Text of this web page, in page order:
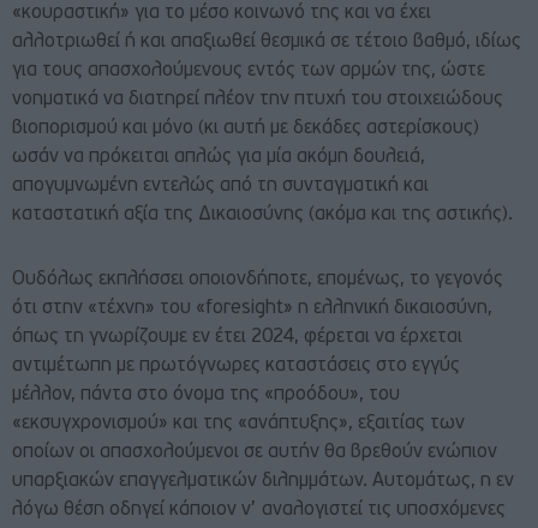
«κουραστική» για το μέσο κοινωνό της και να έχει
αλλοτριωθεί ή και απαξιωθεί θεσμικά σε τέτοιο βαθμό, ιδίως
για τους απασχολούμενους εντός των αρμών της, ώστε
νοηματικά να διατηρεί πλέον την πτυχή του στοιχειώδους
βιοπορισμού και μόνο (κι αυτή με δεκάδες αστερίσκους)
ωσάν να πρόκειται απλώς για μία ακόμη δουλειά,
απογυμνωμένη εντελώς από τη συνταγματική και
καταστατική αξία της Δικαιοσύνης (ακόμα και της αστικής).
Ουδόλως εκπλήσσει οποιονδήποτε, επομένως, το γεγονός
ότι στην «τέχνη» του «foresight» η ελληνική δικαιοσύνη,
όπως τη γνωρίζουμε εν έτει 2024, φέρεται να έρχεται
αντιμέτωπη με πρωτόγνωρες καταστάσεις στο εγγύς
μέλλον, πάντα στο όνομα της «προόδου», του
«εκσυγχρονισμού» και της «ανάπτυξης», εξαιτίας των
οποίων οι απασχολούμενοι σε αυτήν θα βρεθούν ενώπιον
υπαρξιακών επαγγελματικών διλημμάτων. Αυτομάτως, η εν
λόγω θέση οδηγεί κάποιον ν’ αναλογιστεί τις υποσχόμενες